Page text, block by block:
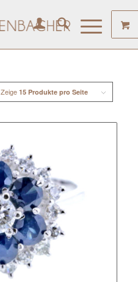
Zeige 15 Produkte pro Seite